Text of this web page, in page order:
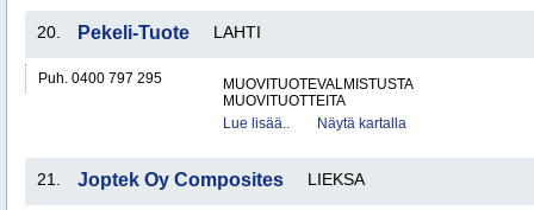
20. Pekeli-Tuote LAHTI
Puh. 0400 797 295
MUOVITUOTEVALMISTUSTA
MUOVITUOTTEITA
Lue lisää..
Näytä kartalla
21. Joptek Oy Composites LIEKSA